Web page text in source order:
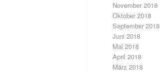
November 2018
Oktober 2018
September 2018
Juni 2018
Mai 2018
April 2018
März 2018